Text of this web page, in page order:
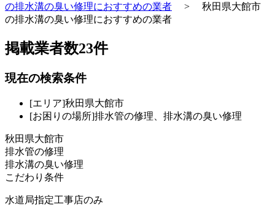
の排水溝の臭い修理におすすめの業者 > 秋田県大館市
の排水溝の臭い修理におすすめの業者
掲載業者数23件
現在の検索条件
[エリア]秋田県大館市
[お困りの場所]排水管の修理、排水溝の臭い修理
秋田県大館市
排水管の修理
排水溝の臭い修理
こだわり条件
水道局指定工事店のみ